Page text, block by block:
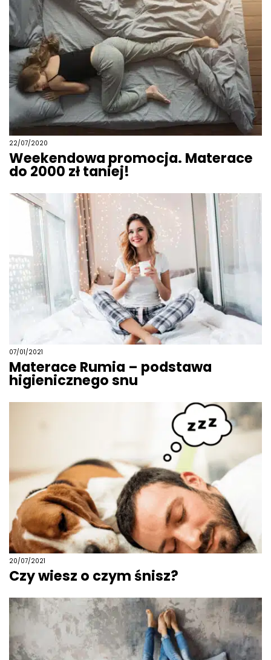
22/07/2020
Weekendowa promocja. Materace
do 2000 zł taniej!
07/01/2021
Materace Rumia – podstawa
higienicznego snu
20/07/2021
Czy wiesz o czym śnisz?